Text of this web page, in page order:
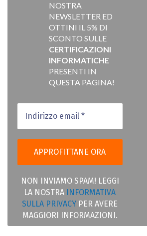
NOSTRA
NEWSLETTER ED
OTTINI IL 5% DI
SCONTO SULLE
CERTIFICAZIONI
INFORMATICHE
PRESENTI IN
QUESTA PAGINA!
NON INVIAMO SPAM! LEGGI
LA NOSTRA INFORMATIVA
SULLA PRIVACY PER AVERE
MAGGIORI INFORMAZIONI.